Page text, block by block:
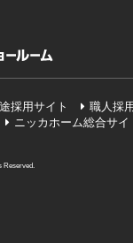
採用サイト
職人採
ニッカホーム総合サイ
Reserved.